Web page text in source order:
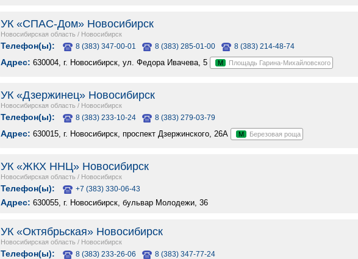
УК «СПАС-Дом» Новосибирск
Новосибирская область / Новосибирск
Телефон(ы): 8 (383) 347-00-01 8 (383) 285-01-00 8 (383) 214-48-74
Адрес: 630004, г. Новосибирск, ул. Федора Ивачева, 5 М Площадь Гарина-Михайловского
УК «Дзержинец» Новосибирск
Новосибирская область / Новосибирск
Телефон(ы): 8 (383) 233-10-24 8 (383) 279-03-79
Адрес: 630015, г. Новосибирск, проспект Дзержинского, 26А М Березовая роща
УК «ЖКХ ННЦ» Новосибирск
Новосибирская область / Новосибирск
Телефон(ы): +7 (383) 330-06-43
Адрес: 630055, г. Новосибирск, бульвар Молодежи, 36
УК «Октябрьская» Новосибирск
Новосибирская область / Новосибирск
Телефон(ы): 8 (З8З) 233-26-06 8 (383) 347-77-24